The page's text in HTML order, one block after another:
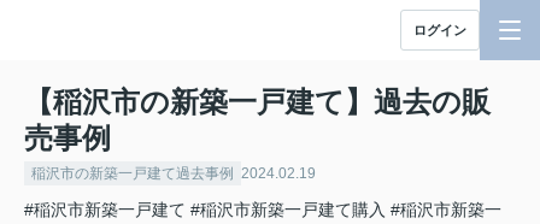
ログイン
【稲沢市の新築一戸建て】過去の販
売事例
稲沢市の新築一戸建て過去事例 2024.02.19
#稲沢市新築一戸建て #稲沢市新築一戸建て購入 #稲沢市新築一